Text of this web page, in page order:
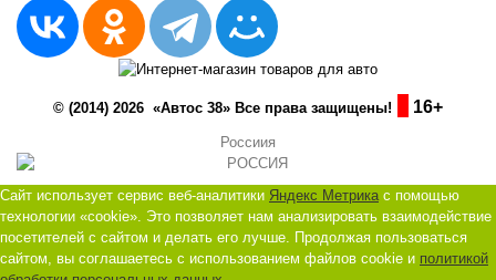
© (2014) 2026 «Автос 38» Все права защищены! 16+
Россиия
Сайт использует сервис веб-аналитики Яндекс Метрика с помощью
технологии «cookie». Это позволяет нам анализировать взаимодействие
посетителей с сайтом и делать его лучше. Продолжая пользоваться
сайтом, вы соглашаетесь с использованием файлов cookie и политикой